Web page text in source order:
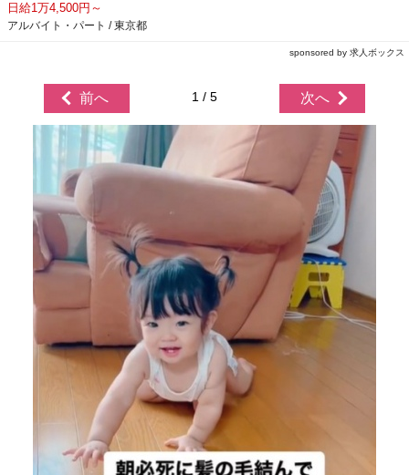
日給1万4,500円～
アルバイト・パート / 東京都
sponsored by 求人ボックス
前へ 1 / 5 次へ